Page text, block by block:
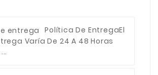
Política De EntregaEl
Varía De 24 A 48 Horas